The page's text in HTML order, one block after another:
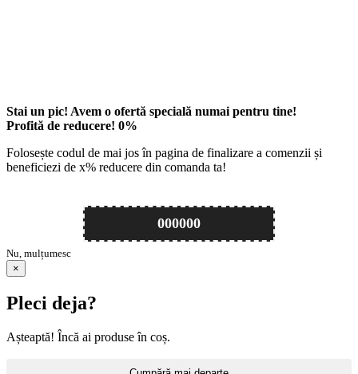
Stai un pic! Avem o ofertă specială numai pentru tine!
Profită de reducere! 0%
Folosește codul de mai jos în pagina de finalizare a comenzii și
beneficiezi de x% reducere din comanda ta!
000000
Nu, mulțumesc
×
Pleci deja?
Așteaptă! Încă ai produse în coș.